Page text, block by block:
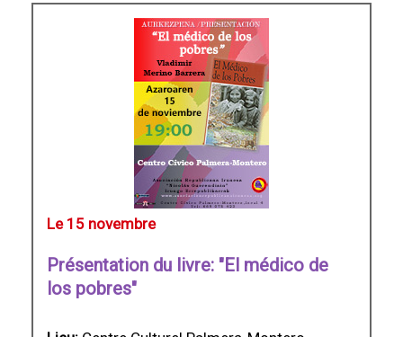
Le 15 novembre
Présentation du livre: "El médico de
los pobres"